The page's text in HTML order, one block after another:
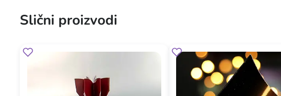
Slični proizvodi